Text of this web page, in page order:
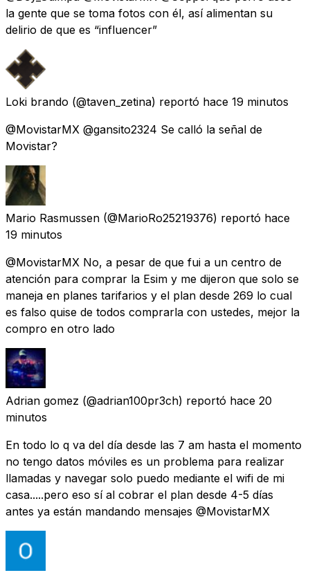
la gente que se toma fotos con él, así alimentan su
delirio de que es “influencer”
Loki brando (@taven_zetina) reportó hace 19 minutos
@MovistarMX @gansito2324 Se calló la señal de
Movistar?
Mario Rasmussen (@MarioRo25219376) reportó hace
19 minutos
@MovistarMX No, a pesar de que fui a un centro de
atención para comprar la Esim y me dijeron que solo se
maneja en planes tarifarios y el plan desde 269 lo cual
es falso quise de todos comprarla con ustedes, mejor la
compro en otro lado
Adrian gomez (@adrian100pr3ch) reportó hace 20
minutos
En todo lo q va del día desde las 7 am hasta el momento
no tengo datos móviles es un problema para realizar
llamadas y navegar solo puedo mediante el wifi de mi
casa.....pero eso sí al cobrar el plan desde 4-5 días
antes ya están mandando mensajes @MovistarMX